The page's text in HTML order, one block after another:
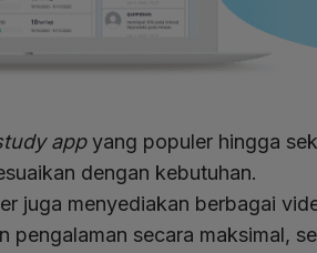
appyang populer hingga
dengan kebutuhan.
juga menyediakan berbagai
pengalaman secara maksimal,